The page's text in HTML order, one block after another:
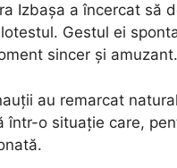
Izbașa a încercat să
Gestul ei
sincer și amuzant.
au remarcat
într-o situație care,